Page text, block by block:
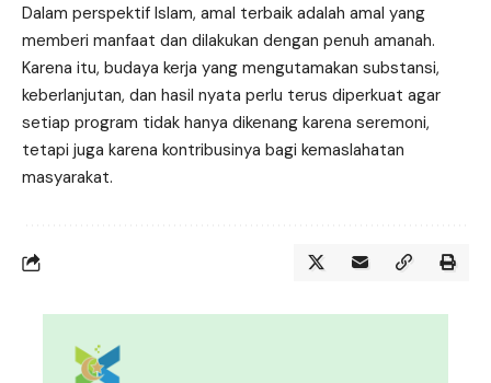
Dalam perspektif Islam, amal terbaik adalah amal yang
memberi manfaat dan dilakukan dengan penuh amanah.
Karena itu, budaya kerja yang mengutamakan substansi,
keberlanjutan, dan hasil nyata perlu terus diperkuat agar
setiap program tidak hanya dikenang karena seremoni,
tetapi juga karena kontribusinya bagi kemaslahatan
masyarakat.